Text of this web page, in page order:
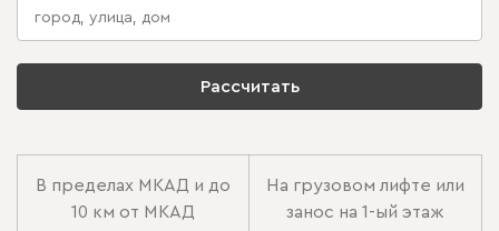
Рассчитать
В пределах МКАД и до
10 км от МКАД
На грузовом лифте или
занос на 1-ый этаж